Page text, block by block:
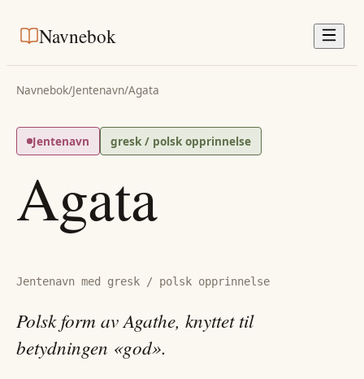
Navnebok
Navnebok/Jentenavn/Agata
Jentenavn gresk / polsk opprinnelse
Agata
Jentenavn med gresk / polsk opprinnelse
Polsk form av Agathe, knyttet til
betydningen «god».